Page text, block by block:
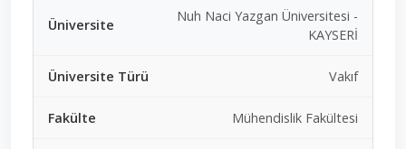
Nuh Naci Yazgan Üniversitesi -
KAYSERİ
Vakıf
Mühendislik Fakültesi